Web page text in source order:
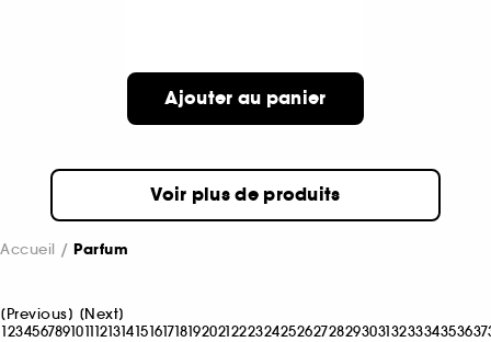
Ajouter au panier
Voir plus de produits
Accueil Parfum
[Previous] [Next]
12345678910111213141516171819202122232425262728293031323334353637